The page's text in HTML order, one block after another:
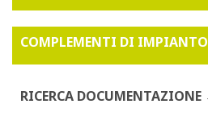
COMPLEMENTI DI IMPIANTO
RICERCA DOCUMENTAZIONE